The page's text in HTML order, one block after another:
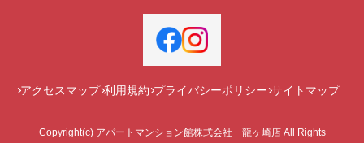
アクセスマップ 利用規約 プライバシーポリシー サイトマップ
Copyright(c) アパートマンション館株式会社 龍ヶ崎店 All Rights